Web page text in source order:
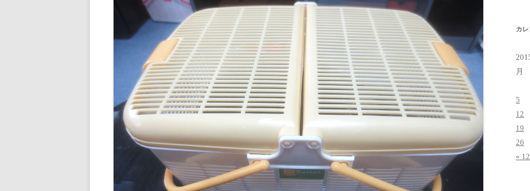
カ
月
5
12
19
26
«